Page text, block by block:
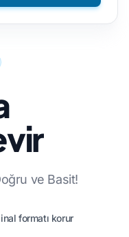
ve Basit!
formatı korur